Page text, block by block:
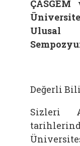
Ulusal
Değerli
Sizleri